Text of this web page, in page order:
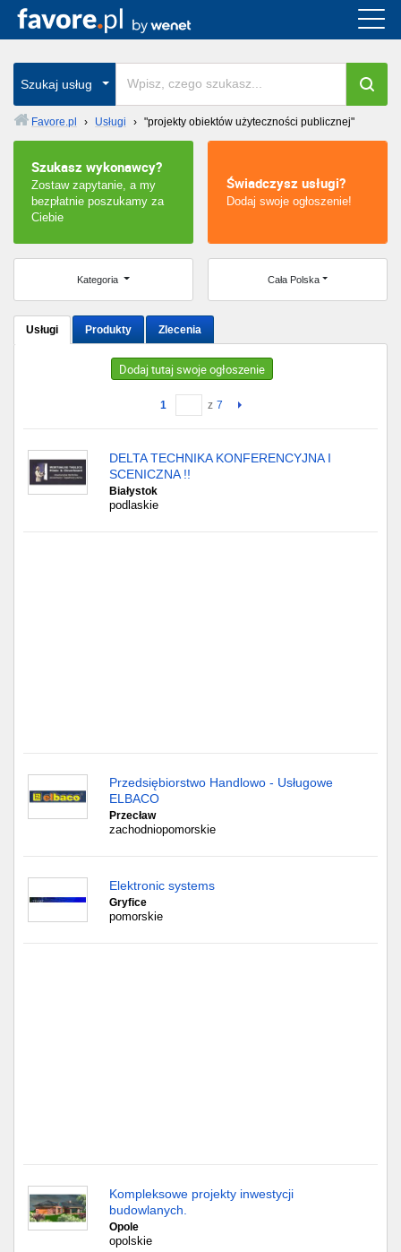
Szukaj usług
Favore.pl › Usługi › "projekty obiektów użyteczności publicznej"
Szukasz wykonawcy?
Zostaw zapytanie, a my
bezpłatnie poszukamy za
Ciebie
Świadczysz usługi?
Dodaj swoje ogłoszenie!
Kategoria Cała Polska
Usługi Produkty Zlecenia
Dodaj tutaj swoje ogłoszenie
1 z 7
DELTA TECHNIKA KONFERENCYJNA I
SCENICZNA !!
Białystok
podlaskie
Przedsiębiorstwo Handlowo - Usługowe
ELBACO
Przecław
zachodniopomorskie
Elektronic systems
Gryfice
pomorskie
Kompleksowe projekty inwestycji
budowlanych.
Opole
opolskie
Cała Polska
wszystkie w całym kraju
Warszawa
Wrocław
Łódź
Chorzów
Częstochowa